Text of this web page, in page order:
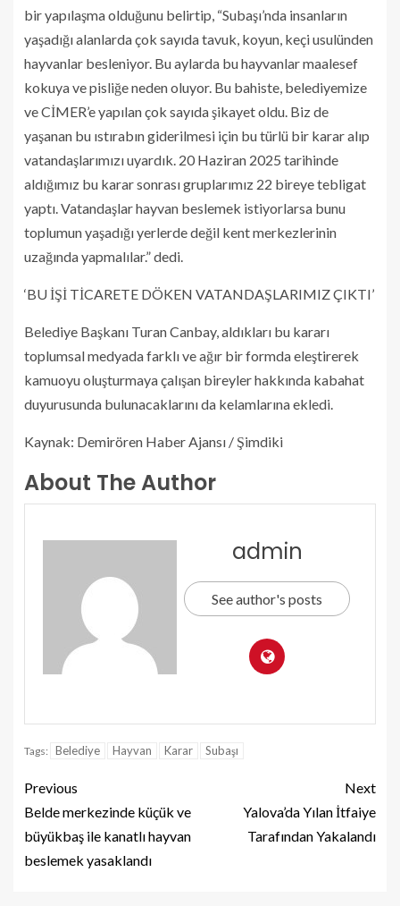
bir yapılaşma olduğunu belirtip, “Subaşı’nda insanların
yaşadığı alanlarda çok sayıda tavuk, koyun, keçi usulünden
hayvanlar besleniyor. Bu aylarda bu hayvanlar maalesef
kokuya ve pisliğe neden oluyor. Bu bahiste, belediyemize
ve CİMER’e yapılan çok sayıda şikayet oldu. Biz de
yaşanan bu ıstırabın giderilmesi için bu türlü bir karar alıp
vatandaşlarımızı uyardık. 20 Haziran 2025 tarihinde
aldığımız bu karar sonrası gruplarımız 22 bireye tebligat
yaptı. Vatandaşlar hayvan beslemek istiyorlarsa bunu
toplumun yaşadığı yerlerde değil kent merkezlerinin
uzağında yapmalılar.” dedi.
‘BU İŞİ TİCARETE DÖKEN VATANDAŞLARIMIZ ÇIKTI’
Belediye Başkanı Turan Canbay, aldıkları bu kararı
toplumsal medyada farklı ve ağır bir formda eleştirerek
kamuoyu oluşturmaya çalışan bireyler hakkında kabahat
duyurusunda bulunacaklarını da kelamlarına ekledi.
Kaynak: Demirören Haber Ajansı / Şimdiki
About The Author
admin
See author's posts
Tags: Belediye Hayvan Karar Subaşı
Previous
Belde merkezinde küçük ve
büyükbaş ile kanatlı hayvan
beslemek yasaklandı
Next
Yalova’da Yılan İtfaiye
Tarafından Yakalandı